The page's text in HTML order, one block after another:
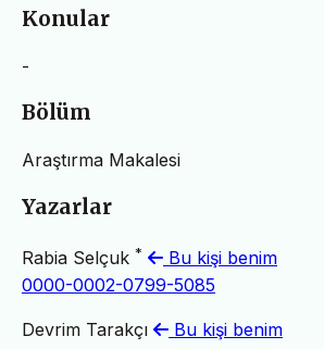
Konular
-
Bölüm
Araştırma Makalesi
Yazarlar
Rabia Selçuk *
Bu kişi benim
0000-0002-0799-5085
Devrim Tarakçı Bu kişi benim